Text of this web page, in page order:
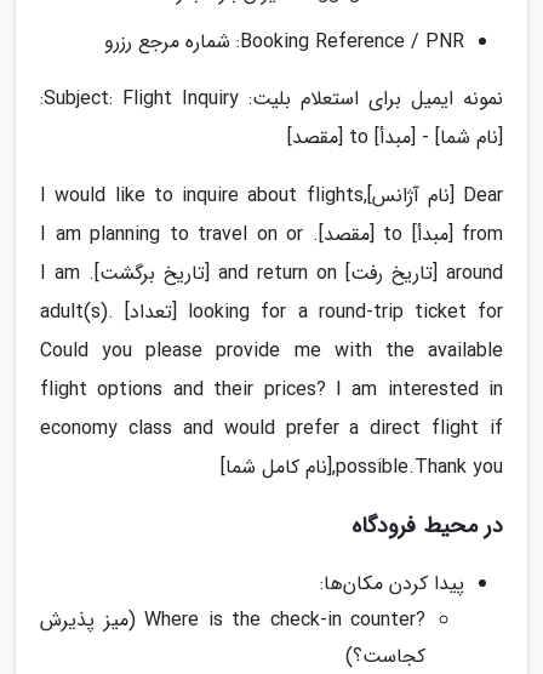
Booking Reference / PNR: شماره مرجع رزرو
نمونه ایمیل برای استعلام بلیت: Subject: Flight Inquiry:
[نام شما] - [مبدأ] to [مقصد]
Dear [نام آژانس],I would like to inquire about flights
from [مبدأ] to [مقصد]. I am planning to travel on or
around [تاریخ رفت] and return on [تاریخ برگشت]. I am
looking for a round-trip ticket for [تعداد] adult(s).
Could you please provide me with the available
flight options and their prices? I am interested in
economy class and would prefer a direct flight if
possible.Thank you,[نام کامل شما]
در محیط فرودگاه
پیدا کردن مکان‌ها:
?Where is the check-in counter (میز پذیرش
کجاست؟)